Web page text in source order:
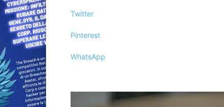
Twitter
Pinterest
WhatsApp